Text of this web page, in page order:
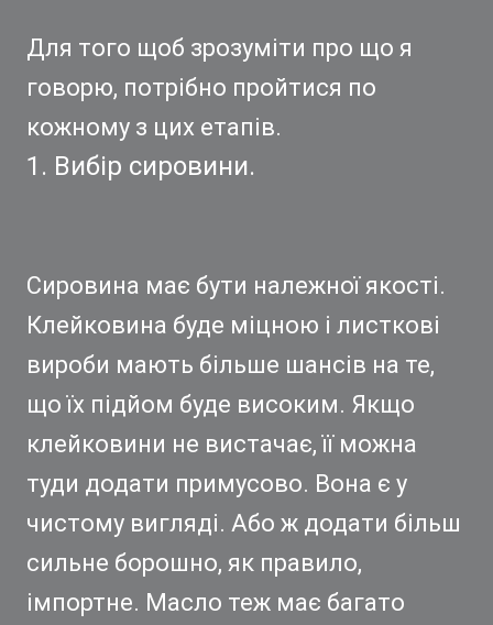
Для того щоб зрозуміти про що я
говорю, потрібно пройтися по
кожному з цих етапів.
1. Вибір сировини.
Сировина має бути належної якості.
Клейковина буде міцною і листкові
вироби мають більше шансів на те,
що їх підйом буде високим. Якщо
клейковини не вистачає, її можна
туди додати примусово. Вона є у
чистому вигляді. Або ж додати більш
сильне борошно, як правило,
імпортне. Масло теж має багато